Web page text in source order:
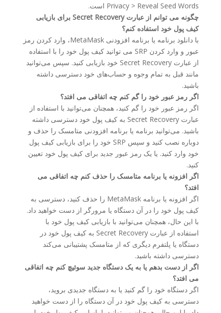
Privacy > Reveal Seed Words است.
چگونه می توانم از عبارت Secret Recovery برای بازیابی
کیف پول خود استفاده کنم؟
با دانلود برنامه یا برنامه افزودنی MetaMask، وارد کردن رمز
عبور و وارد کردن SRP می توانید کیف پول خود را با استفاده
از عبارت Secret Recovery خود بازیابی کنید. سپس می‌توانید
مانند قبل به تمام وجوه و حساب‌های خود دسترسی داشته
باشید.
اگر رمز عبور خود را گم کنم چه اتفاقی می افتد؟
اگر رمز عبور خود را گم کنید، همچنان می‌توانید با استفاده از
عبارت Secret Recovery به کیف پول خود دسترسی داشته
باشید. می‌توانید برنامه یا برنامه افزودنی متامسک را حذف و
دوباره نصب کنید و سپس SRP خود را برای بازیابی کیف پول
خود وارد کنید. یا یک رمز عبور جدید برای کیف پول خود تعیین
کنید.
اگر افزونه یا برنامه متامسک را حذف کنم چه اتفاقی می
افتد؟
اگر افزونه یا برنامه MetaMask را حذف کنید، دسترسی به
کیف پول خود را در آن دستگاه یا مرورگر از دست خواهید داد.
با این حال، همچنان می‌توانید با بازیابی کیف پول خود با
استفاده از عبارت Secret Recovery به کیف پول خود در
دستگاه یا پلتفرم دیگری که از متامسک پشتیبانی می‌کند
دسترسی داشته باشید.
اگر از دست بدهم یا به یک دستگاه جدید سوئیچ کنم چه اتفاقی
می افتد؟
اگر دستگاه خود را گم کنید یا به دستگاه جدیدی بروید،
دسترسی به کیف پول خود در آن دستگاه را از دست خواهید